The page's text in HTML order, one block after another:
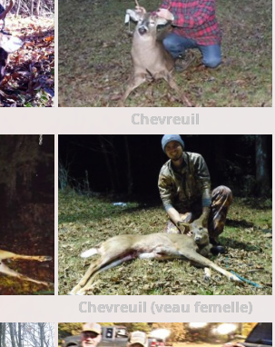
Chevreuil
Chevreuil (veau femelle)